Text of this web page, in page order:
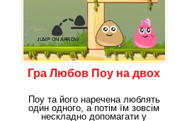
Гра Любов Поу на двох
Поу та його наречена люблять
один одного, а потім їм зовсім
нескладно допомагати у